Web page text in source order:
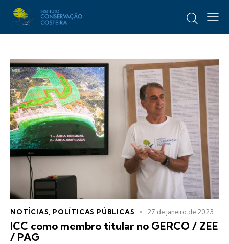
NOTÍCIAS POLÍTICAS PÚBLICAS 27 de janeiro de 2023
ICC como membro titular no GERCO / ZEE
/ PAG